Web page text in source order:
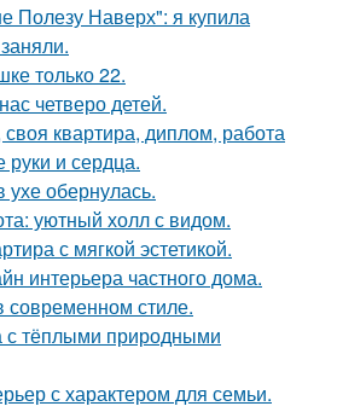
Полезу Наверх": я купила
только 22.
четверо детей.
квартира, диплом, работа
и сердца.
обернулась.
уютный холл с видом.
с мягкой эстетикой.
интерьера частного дома.
современном стиле.
с тёплыми природными
с характером для семьи.